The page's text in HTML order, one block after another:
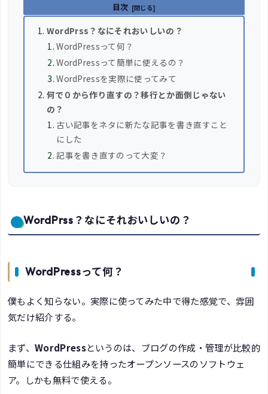
目次
WordPrss？なにそれおいしいの？
WordPressって何？
WordPressって簡単に使えるの？
WordPressを実際に使ってみて
何で０から作り直すの？移行とか面倒じゃない
の？
古い記事をネタに新たな記事を書き直すこと
にした
記事を書き直すのって大変？
WordPrss？なにそれおいしいの？
WordPressって何？
僕もよく知らない。実際に使ってみた中で得た感覚で、雰囲
気だけ紹介する。
まず、 WordPressというのは、ブログの作成・管理が比較的
簡単にできる仕組みを持ったオープンソースのソフトウェ
ア。しかも無料で使える。